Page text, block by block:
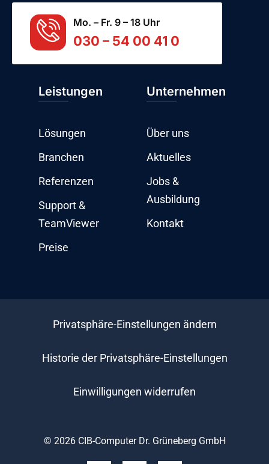
Mo. – Fr. 9 – 18 Uhr
030 – 54 00 41 0
Leistungen
Lösungen
Branchen
Referenzen
Support &
TeamViewer
Preise
Unternehmen
Über uns
Aktuelles
Jobs &
Ausbildung
Kontakt
Privatsphäre-Einstellungen ändern
Historie der Privatsphäre-Einstellungen
Einwilligungen widerrufen
© 2026 CIB-Computer Dr. Grüneberg GmbH